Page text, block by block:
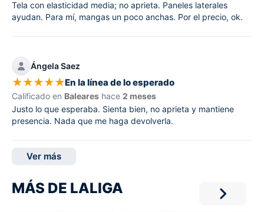
Tela con elasticidad media; no aprieta. Paneles laterales
ayudan. Para mí, mangas un poco anchas. Por el precio, ok.
Ángela Saez
★★★★★En la línea de lo esperado
Calificado en Baleares hace 2 meses
Justo lo que esperaba. Sienta bien, no aprieta y mantiene
presencia. Nada que me haga devolverla.
Ver más
MÁS DE LALIGA